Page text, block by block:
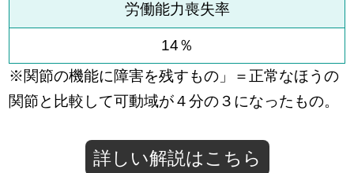
労働能力喪失率
14％
※関節の機能に障害を残すもの」＝正常なほうの
関節と比較して可動域が４分の３になったもの。
詳しい解説はこちら